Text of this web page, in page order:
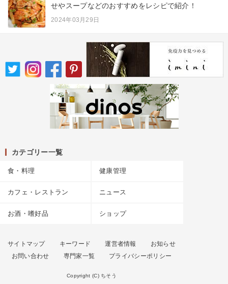
せやスープなどのおすすめをレシピで紹介！
2024年03月29日
カテゴリー一覧
食・料理 健康管理
カフェ・レストラン ニュース
お酒・嗜好品 ショップ
サイトマップ キーワード 運営者情報
お知らせ
お問い合わせ
専門家一覧 プライバシーポリシー
Copyright (C) ちそう